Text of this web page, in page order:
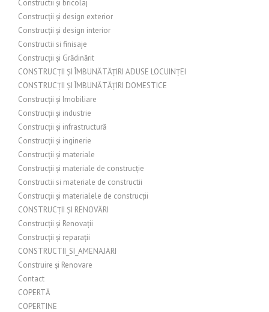
Constructii și bricolaj
Construcții și design exterior
Construcții și design interior
Constructii si finisaje
Construcții și Grădinărit
CONSTRUCȚII ȘI ÎMBUNĂTĂȚIRI ADUSE LOCUINȚEI
CONSTRUCȚII ȘI ÎMBUNĂTĂȚIRI DOMESTICE
Construcții și Imobiliare
Construcții și industrie
Construcții și infrastructură
Construcții și inginerie
Construcții și materiale
Construcții și materiale de construcție
Constructii si materiale de constructii
Construcții și materialele de construcții
CONSTRUCȚII ȘI RENOVĂRI
Construcții și Renovații
Construcții și reparații
CONSTRUCTII_SI_AMENAJARI
Construire și Renovare
Contact
COPERTĂ
COPERTINE